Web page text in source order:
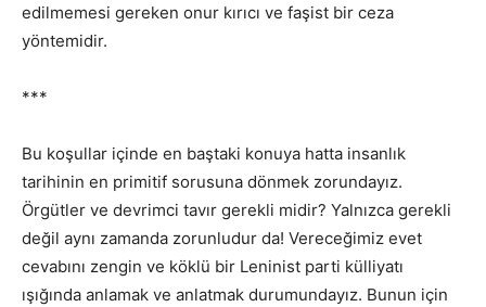
edilmemesi gereken onur kırıcı ve faşist bir ceza
yöntemidir.
***
Bu koşullar içinde en baştaki konuya hatta insanlık
tarihinin en primitif sorusuna dönmek zorundayız.
Örgütler ve devrimci tavır gerekli midir? Yalnızca gerekli
değil aynı zamanda zorunludur da! Vereceğimiz evet
cevabını zengin ve köklü bir Leninist parti külliyatı
ışığında anlamak ve anlatmak durumundayız. Bunun için